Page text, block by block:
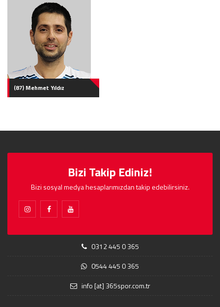
(87) Mehmet Yıldız
Bizi Takip Ediniz!
Bizi sosyal medya hesaplarımızdan takip edebilirsiniz.
0312 445 0 365
0544 445 0 365
info [at] 365spor.com.tr